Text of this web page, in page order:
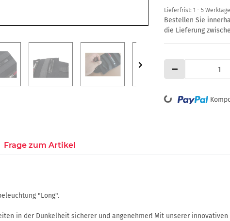
Lieferfrist: 1 - 5 Werktage
Bestellen Sie
die Lieferung
Loading...
Frage zum Artikel
"Long".
in der Dunkelheit sicherer und angenehmer! Mit unserer